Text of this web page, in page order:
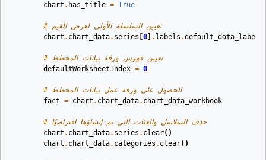
chart . has_title = True
# تعيين السلسلة الأولى لعرض القيم
chart . chart_data. series 0 . labels .
# تعيين فهرس ورقة بيانات المخطط
defaultWorksheetIndex = 0
# الحصول على ورقة عمل بيانات المخطط
fact = chart . chart_data. chart_data_workbook
# حذف السلاسل والفئات التي تم إنشاؤها افتراضيًا
chart . chart_data. series . clear()
chart . chart_data. categories . clear()